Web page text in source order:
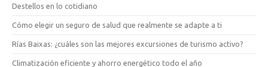
Destellos en lo cotidiano
Cómo elegir un seguro de salud que realmente se adapte a ti
Rías Baixas: ¿cuáles son las mejores excursiones de turismo activo?
Climatización eficiente y ahorro energético todo el año